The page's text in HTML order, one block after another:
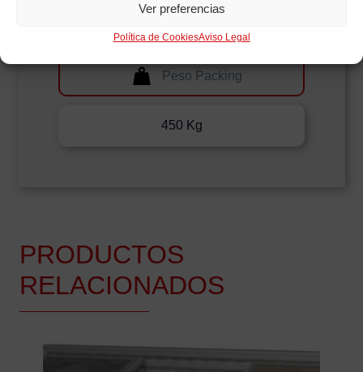
Ver preferencias
Política de CookiesAviso Legal
Peso Packing
450 Kg
PRODUCTOS
RELACIONADOS